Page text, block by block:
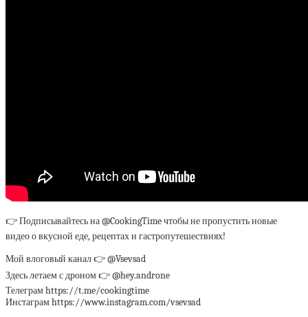
👉 Подписывайтесь на @CookingTime чтобы не пропустить новые
видео о вкусной еде, рецептах и гастропутешествиях!
Мой влоговый канал 👉 @Vsevsad
Здесь летаем с дроном 👉 @hey.androne
Телеграм https://t.me/cookingtime
Инстаграм https://www.instagram.com/vsevsad